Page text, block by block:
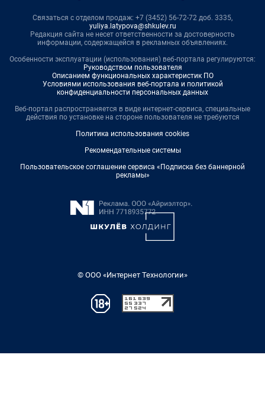
Связаться с отделом продаж: +7 (3452) 56-72-72 доб. 3335,
yuliya.latypova@shkulev.ru
Редакция сайта не несет ответственности за достоверность
информации, содержащейся в рекламных объявлениях.
Особенности эксплуатации (использования) веб-портала регулируются:
Руководством пользователя
Описанием функциональных характеристик ПО
Условиями использования веб-портала и политикой
конфиденциальности персональных данных
Веб-портал распространяется в виде интернет-сервиса, специальные
действия по установке на стороне пользователя не требуются
Политика использования cookies
Рекомендательные системы
Пользовательское соглашение сервиса «Подписка без баннерной
рекламы»
© ООО «Интернет Технологии»